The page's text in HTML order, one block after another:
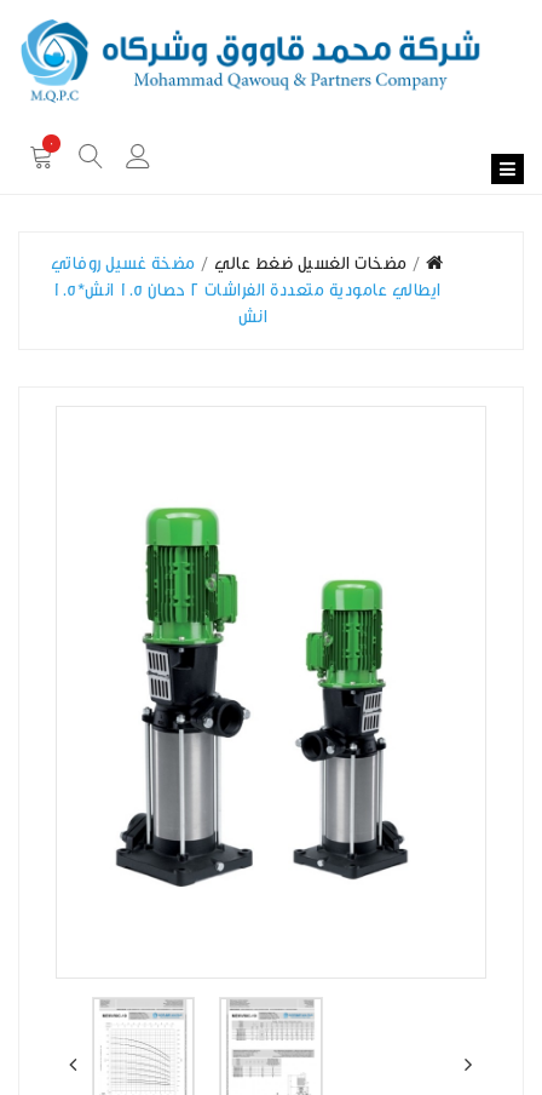
0
مضخات الغسيل ضغط عالي
مضخة غسيل روفاتي
ايطالي عامودية متعددة الفراشات 2 حصان 1.5 انش*1.5
انش